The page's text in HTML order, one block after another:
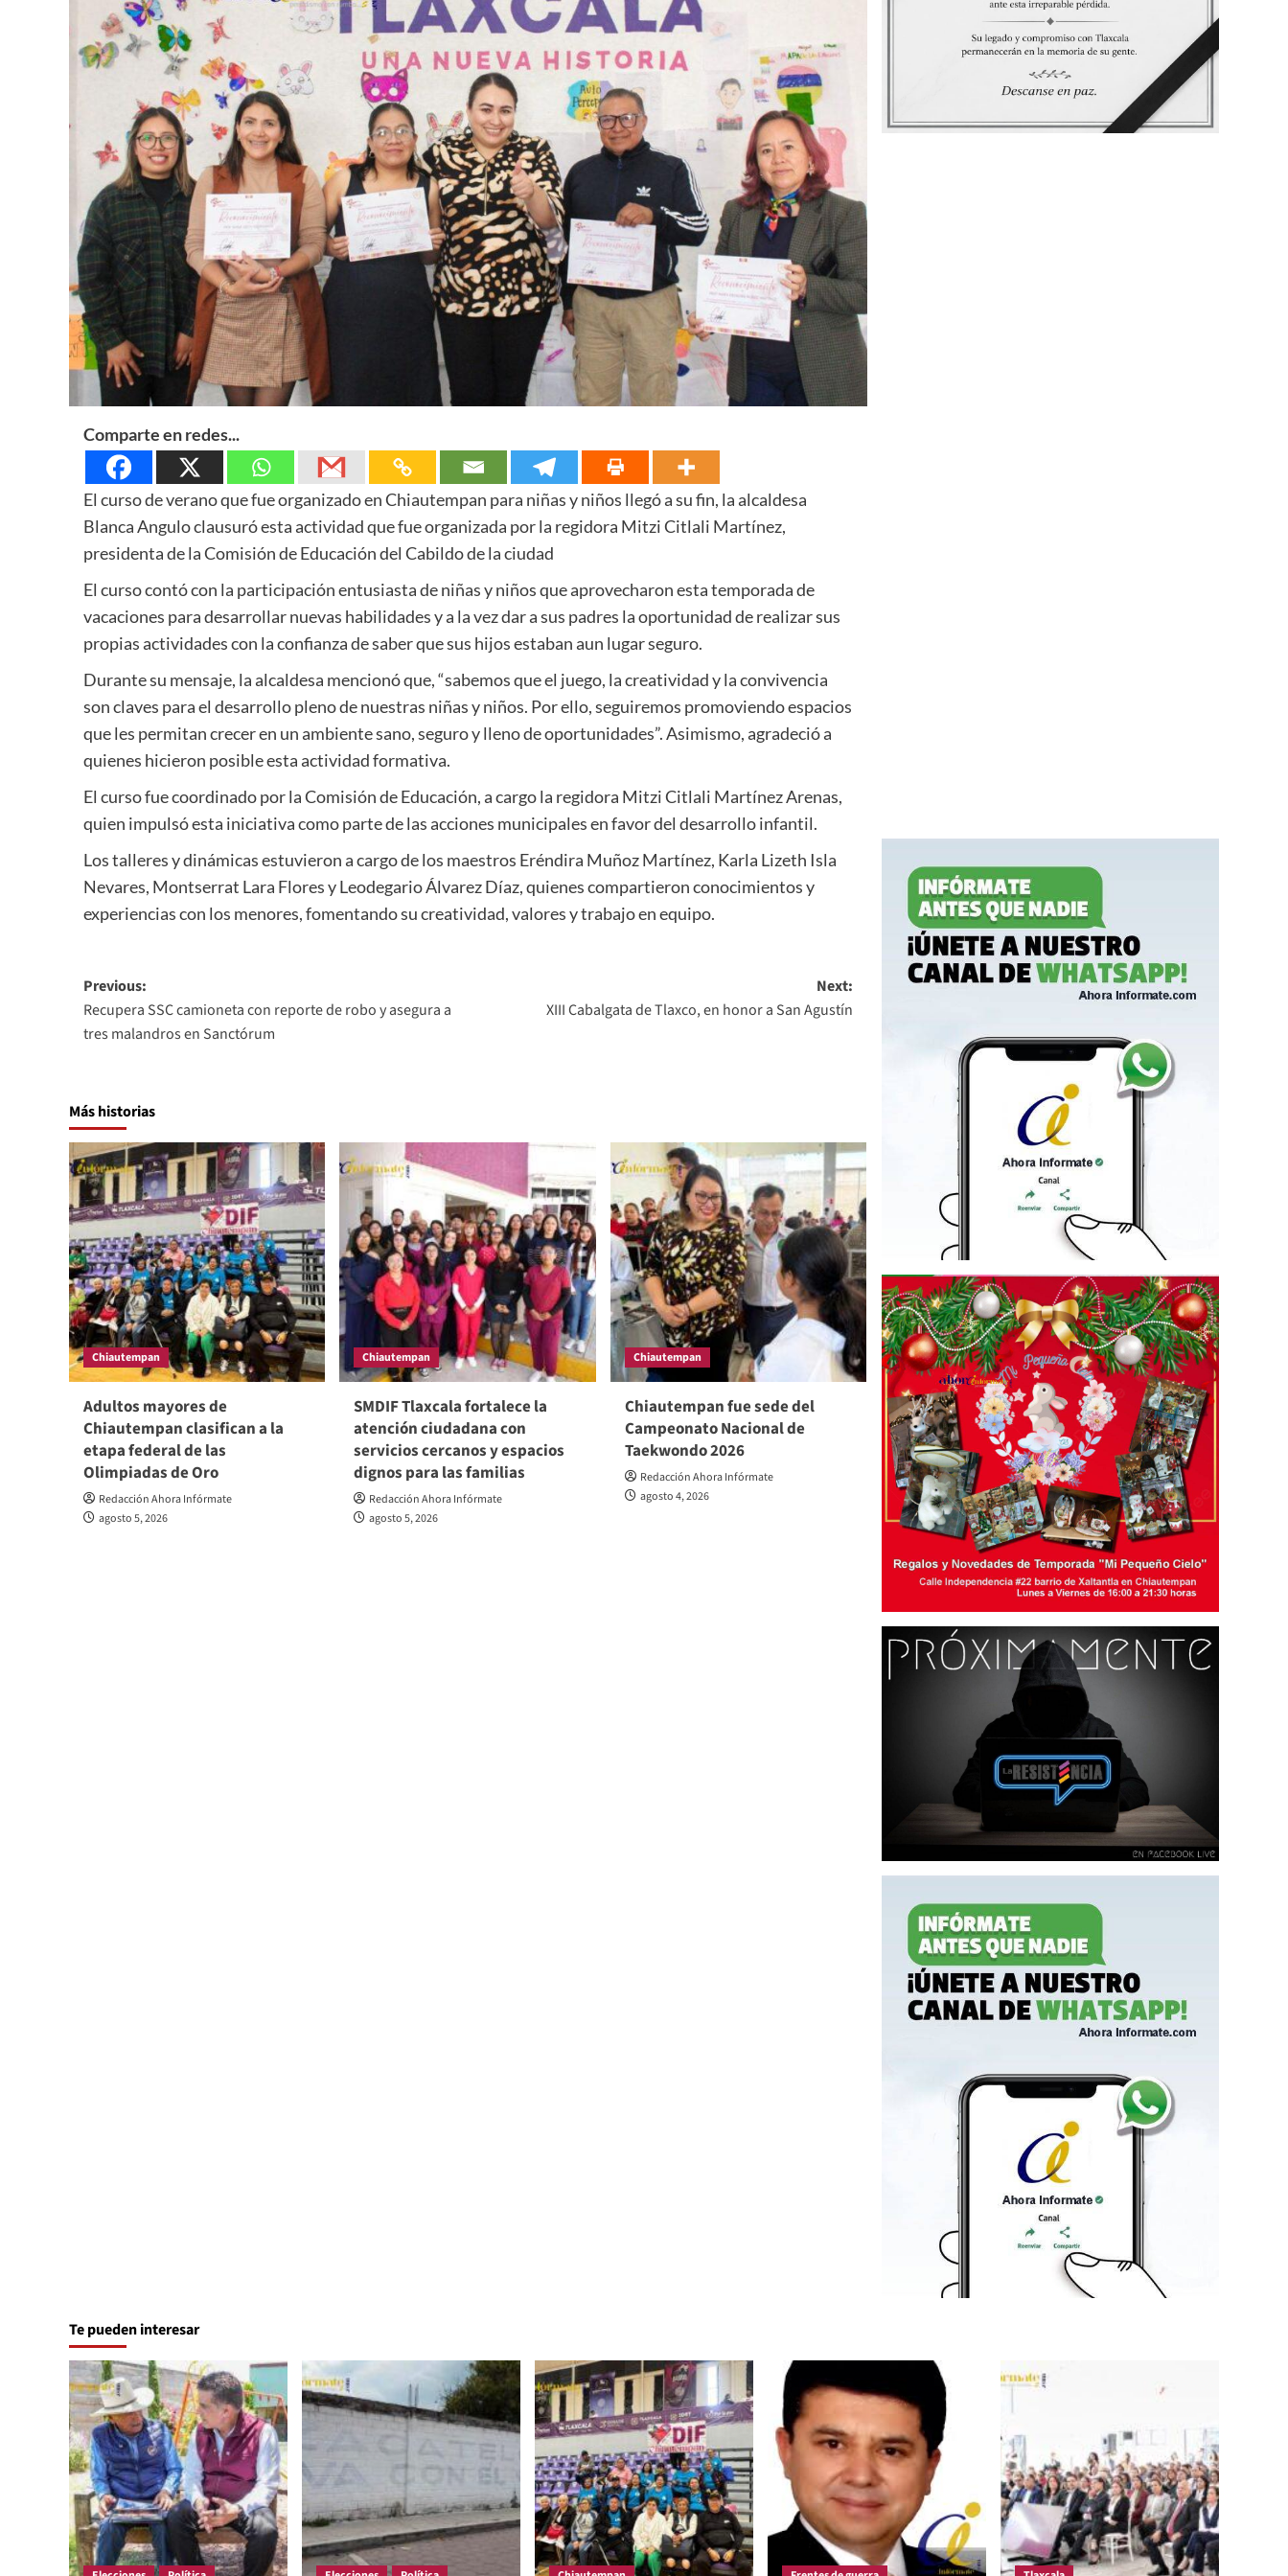
Comparte en redes...
El curso de verano que fue organizado en Chiautempan para niñas y niños llegó a su fin, la alcaldesa
Blanca Angulo clausuró esta actividad que fue organizada por la regidora Mitzi Citlali Martínez,
presidenta de la Comisión de Educación del Cabildo de la ciudad
El curso contó con la participación entusiasta de niñas y niños que aprovecharon esta temporada de
vacaciones para desarrollar nuevas habilidades y a la vez dar a sus padres la oportunidad de realizar sus
propias actividades con la confianza de saber que sus hijos estaban aun lugar seguro.
Durante su mensaje, la alcaldesa mencionó que, “sabemos que el juego, la creatividad y la convivencia
son claves para el desarrollo pleno de nuestras niñas y niños. Por ello, seguiremos promoviendo espacios
que les permitan crecer en un ambiente sano, seguro y lleno de oportunidades”. Asimismo, agradeció a
quienes hicieron posible esta actividad formativa.
El curso fue coordinado por la Comisión de Educación, a cargo la regidora Mitzi Citlali Martínez Arenas,
quien impulsó esta iniciativa como parte de las acciones municipales en favor del desarrollo infantil.
Los talleres y dinámicas estuvieron a cargo de los maestros Eréndira Muñoz Martínez, Karla Lizeth Isla
Nevares, Montserrat Lara Flores y Leodegario Álvarez Díaz, quienes compartieron conocimientos y
experiencias con los menores, fomentando su creatividad, valores y trabajo en equipo.
Post
navigation
Previous:
Recupera SSC camioneta con reporte de robo y asegura a
tres malandros en Sanctórum
Next:
XIII Cabalgata de Tlaxco, en honor a San Agustín
Más historias
Chiautempan
Adultos mayores de
Chiautempan clasifican a la
etapa federal de las
Olimpiadas de Oro
Redacción Ahora Infórmate
agosto 5, 2026
Chiautempan
SMDIF Tlaxcala fortalece la
atención ciudadana con
servicios cercanos y espacios
dignos para las familias
Redacción Ahora Infórmate
agosto 5, 2026
Chiautempan
Chiautempan fue sede del
Campeonato Nacional de
Taekwondo 2026
Redacción Ahora Infórmate
agosto 4, 2026
Te pueden interesar